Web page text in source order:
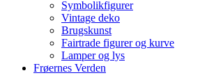
Symbolikfigurer
Vintage deko
Brugskunst
Fairtrade figurer og kurve
Lamper og lys
Frøernes Verden